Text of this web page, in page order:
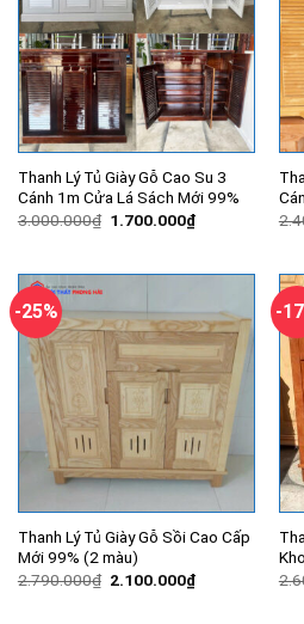
Thanh Lý Tủ Giày Gỗ Cao Su 3
Cánh 1m Cửa Lá Sách Mới 99%
3.000.000₫ Giá
1.700.000₫Giá
hiện
1.700.000₫.
-25%
Thanh Lý Tủ Giày Gỗ Sồi Cao Cấp
Mới 99% (2 màu)
2.790.000₫ Giá
2.100.000₫Giá
hiện
-